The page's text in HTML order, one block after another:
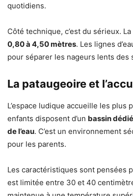
quotidiens.
Côté technique, c’est du sérieux. La
0,80 à 4,50 mètres. Les lignes
pour séparer les nageurs lents des
La pataugeoire et
L’espace ludique accueille les plus
enfants disposent d’un bassin
de l’eau. C’est un environnement
pour les parents.
Les caractéristiques sont pensées
est limitée entre 30 et 40